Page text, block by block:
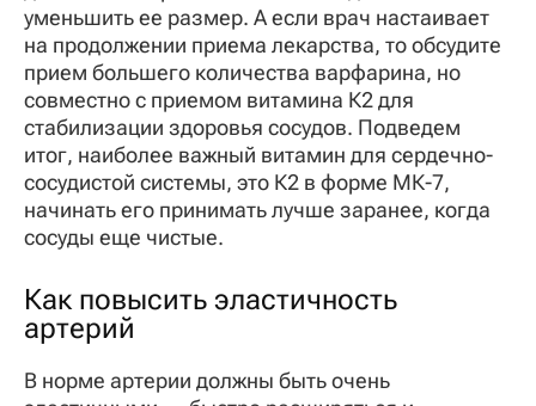
уменьшить ее размер. А если врач настаивает
на продолжении приема лекарства, то обсудите
прием большего количества варфарина, но
совместно с приемом витамина К2 для
стабилизации здоровья сосудов. Подведем
итог, наиболее важный витамин для сердечно-
сосудистой системы, это К2 в форме МК-7,
начинать его принимать лучше заранее, когда
сосуды еще чистые.
Как повысить эластичность
артерий
В норме артерии должны быть очень